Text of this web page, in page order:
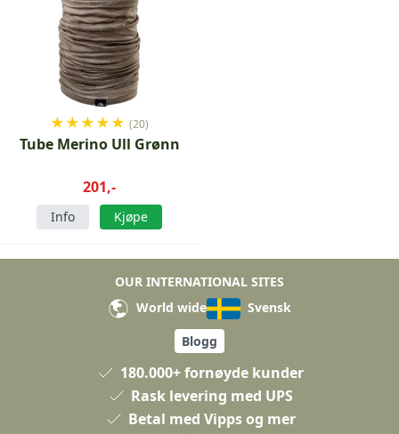
★★★★★ (20)
Tube Merino Ull Grønn
201,-
Info Kjøpe
OUR INTERNATIONAL SITES
World wide
Svensk
Blogg
180.000+ fornøyde kunder
Rask levering med UPS
Betal med Vipps og mer